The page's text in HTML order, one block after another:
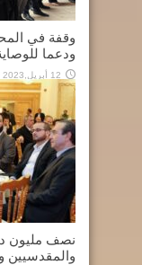
وقفة في
ودعما
12 أبريل,2023
نصف مليون
والمقدسيين